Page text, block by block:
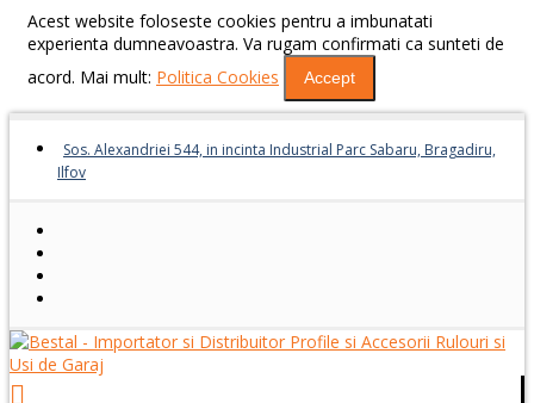
Acest website foloseste cookies pentru a imbunatati
experienta dumneavoastra. Va rugam confirmati ca sunteti de
acord. Mai mult: Politica Cookies Accept
Sos. Alexandriei 544, in incinta Industrial Parc Sabaru, Bragadiru,
Ilfov